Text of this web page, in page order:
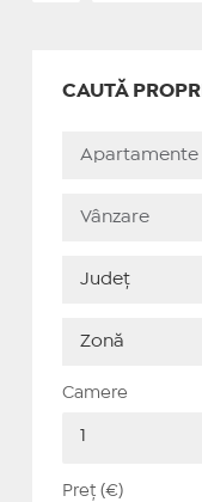
CAUTĂ
Camere
Preț (€)